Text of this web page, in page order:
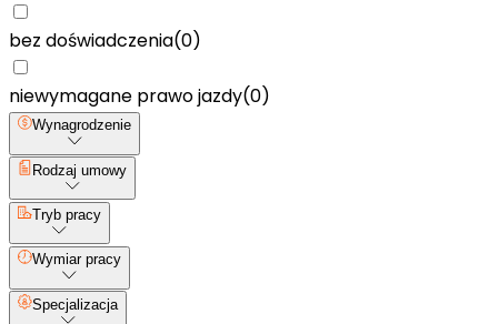
bez doświadczenia(0)
niewymagane prawo jazdy(0)
Wynagrodzenie
Rodzaj umowy
Tryb pracy
Wymiar pracy
Specjalizacja